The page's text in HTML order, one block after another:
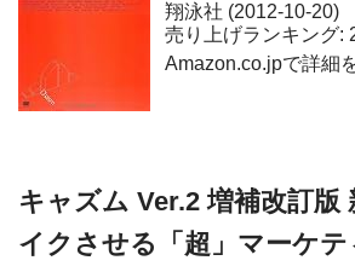
翔泳社 (2012-10-20)
売り上げランキング:
Amazon.co.jpで詳細
キャズム Ver.2 増補改訂版
イクさせる「超」マーケ